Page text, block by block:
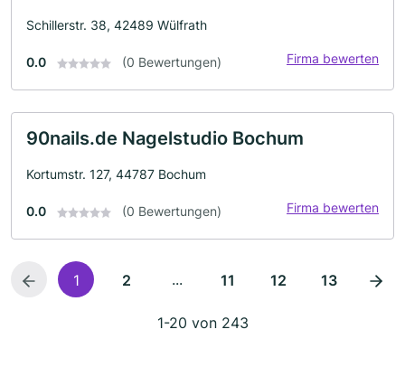
Schillerstr. 38, 42489 Wülfrath
0.0 (0 Bewertungen) Firma bewerten
90nails.de Nagelstudio Bochum
Kortumstr. 127, 44787 Bochum
0.0 (0 Bewertungen) Firma bewerten
1 2 ... 11 12 13
1-20 von 243